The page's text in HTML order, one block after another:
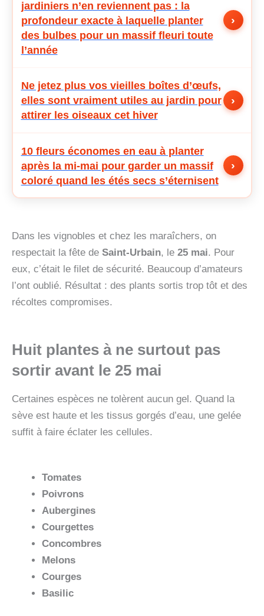
jardiniers n’en reviennent pas : la
profondeur exacte à laquelle planter
des bulbes pour un massif fleuri toute
l’année
›
Ne jetez plus vos vieilles boîtes d’œufs,
elles sont vraiment utiles au jardin pour
attirer les oiseaux cet hiver
›
10 fleurs économes en eau à planter
après la mi-mai pour garder un massif
coloré quand les étés secs s’éternisent
›
Dans les vignobles et chez les maraîchers, on
respectait la fête de Saint-Urbain, le 25 mai. Pour
eux, c’était le filet de sécurité. Beaucoup d’amateurs
l’ont oublié. Résultat : des plants sortis trop tôt et des
récoltes compromises.
Huit plantes à ne surtout pas
sortir avant le 25 mai
Certaines espèces ne tolèrent aucun gel. Quand la
sève est haute et les tissus gorgés d’eau, une gelée
suffit à faire éclater les cellules.
Tomates
Poivrons
Aubergines
Courgettes
Concombres
Melons
Courges
Basilic